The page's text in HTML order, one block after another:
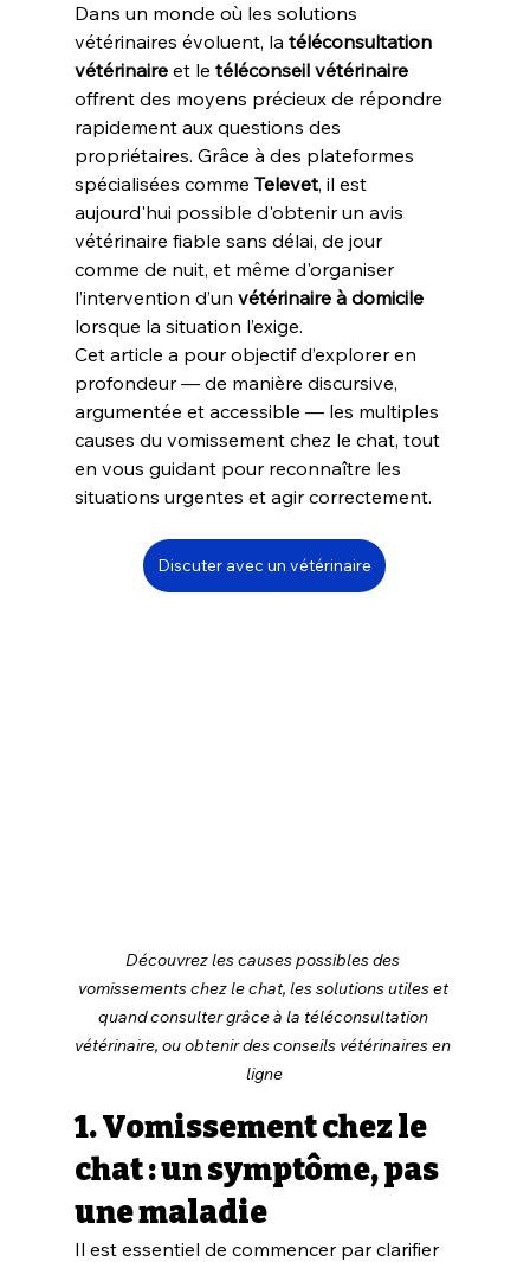
Dans un monde où les solutions
vétérinaires évoluent, la téléconsultation
vétérinaire et le téléconseil vétérinaire
offrent des moyens précieux de répondre
rapidement aux questions des
propriétaires. Grâce à des plateformes
spécialisées comme Televet, il est
aujourd'hui possible d'obtenir un avis
vétérinaire fiable sans délai, de jour
comme de nuit, et même d'organiser
l’intervention d’un vétérinaire à domicile
lorsque la situation l’exige.
Cet article a pour objectif d’explorer en
profondeur — de manière discursive,
argumentée et accessible — les multiples
causes du vomissement chez le chat, tout
en vous guidant pour reconnaître les
situations urgentes et agir correctement.
Discuter avec un vétérinaire
Découvrez les causes possibles des
vomissements chez le chat, les solutions utiles et
quand consulter grâce à la téléconsultation
vétérinaire, ou obtenir des conseils vétérinaires en
ligne
1. Vomissement chez le
chat : un symptôme, pas
une maladie
Il est essentiel de commencer par clarifier